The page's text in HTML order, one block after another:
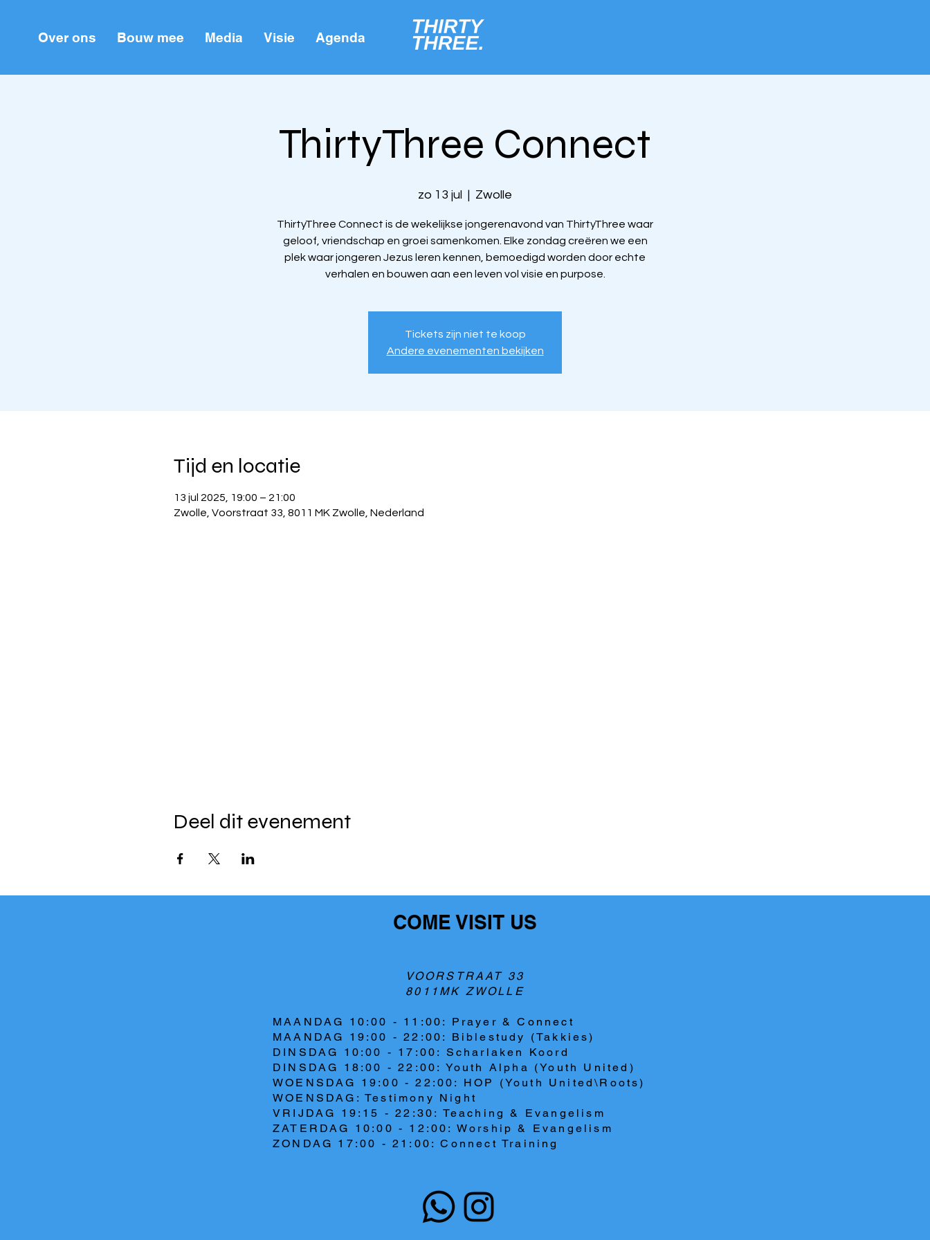
Over ons Bouw mee Media Visie Agenda
ThirtyThree Connect
zo 13 jul
  |
Zwolle
ThirtyThree Connect is de wekelijkse jongerenavond van ThirtyThree waar
geloof, vriendschap en groei samenkomen. Elke zondag creëren we een
plek waar jongeren Jezus leren kennen, bemoedigd worden door echte
verhalen en bouwen aan een leven vol visie en purpose.
Tickets zijn niet te koop
Andere evenementen bekijken
Tijd en locatie
13 jul 2025, 19:00 – 21:00
Zwolle, Voorstraat 33, 8011 MK Zwolle, Nederland
Deel dit evenement
COME VISIT US
VOORSTRAAT 33
8011MK ZWOLLE
MAANDAG 10:00 - 11:00: Prayer & Connect
MAANDAG 19:00 - 22:00: Biblestudy (Takkies)
DINSDAG 10:00 - 17:00: Scharlaken Koord
DINSDAG 18:00 - 22:00: Youth Alpha (Youth United)
WOENSDAG 19:00 - 22:00: HOP (Youth United\Roots)
WOENSDAG: Testimony Night
VRIJDAG 19:15 - 22:30: Teaching & Evangelism
ZATERDAG 10:00 - 12:00: Worship & Evangelism
ZONDAG 17:00 - 21:00: Connect Training